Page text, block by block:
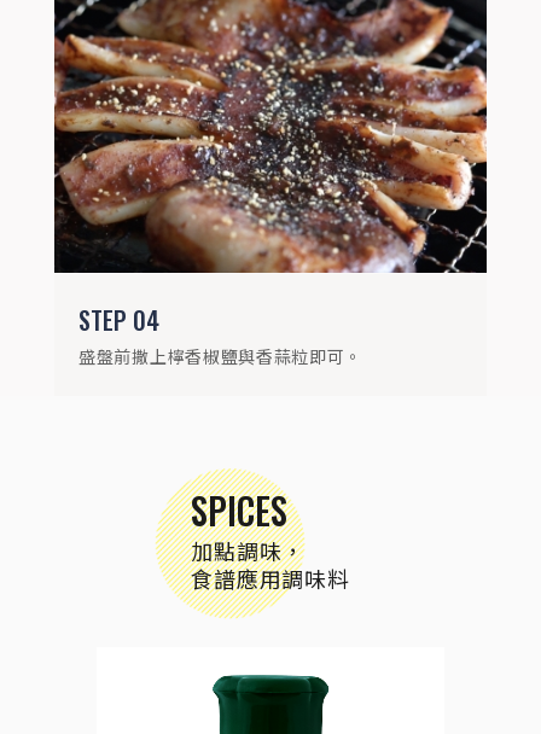
STEP 04
盛盤前撒上檸香椒鹽與香蒜粒即可。
SPICES
加點調味，
食譜應用調味料